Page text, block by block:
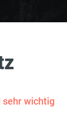
sehr wichtig